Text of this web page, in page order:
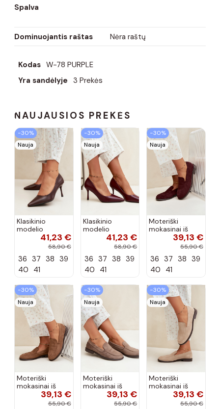
Spalva
Dominuojantis raštas Nėra raštų
Kodas W-78 PURPLE
Yra sandėlyje 3 Prekės
NAUJAUSIOS PREKĖS
−30%
Nauja
Klasikinio
modelio
aukštakulniai
šokolado
spalvos Nesha
41,23 €
58,90 €
36 37 38 39
40 41
−30%
Nauja
Klasikinio
modelio
aukštakulniai
bordo spalvos
Nesha
41,23 €
58,90 €
36 37 38 39
40 41
−30%
Nauja
Moteriški
mokasinai iš
dirbtinės
zomšos, bordo
39,13 €
55,90 €
36 37 38 39
40 41
−30%
Nauja
Moteriški
mokasinai iš
dirbtinės
zomšos, rudos
39,13 €
55,90 €
−30%
Nauja
Moteriški
mokasinai iš
dirbtinės
zomšos, molio
39,13 €
55,90 €
−30%
Nauja
Moteriški
mokasinai iš
dirbtinės
zomšos, smėlio
39,13 €
55,90 €